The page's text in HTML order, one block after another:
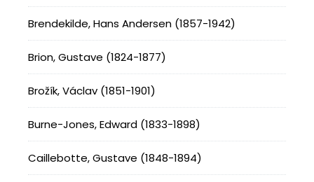
Brendekilde, Hans Andersen (1857-1942)
Brion, Gustave (1824-1877)
Brožík, Václav (1851-1901)
Burne-Jones, Edward (1833-1898)
Caillebotte, Gustave (1848-1894)